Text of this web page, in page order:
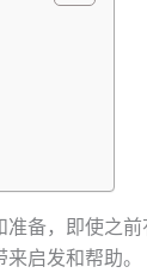
准备，即使之
启发和帮助。